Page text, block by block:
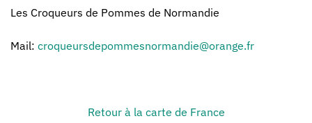
Les Croqueurs de Pommes de Normandie
Mail: croqueursdepommesnormandie@orange.fr
Retour à la carte de France